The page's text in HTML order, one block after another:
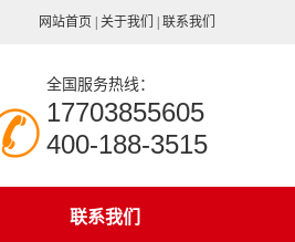
网站首页 关于我们 联系我们
全国服务热线：
17703855605
400-188-3515
联系我们